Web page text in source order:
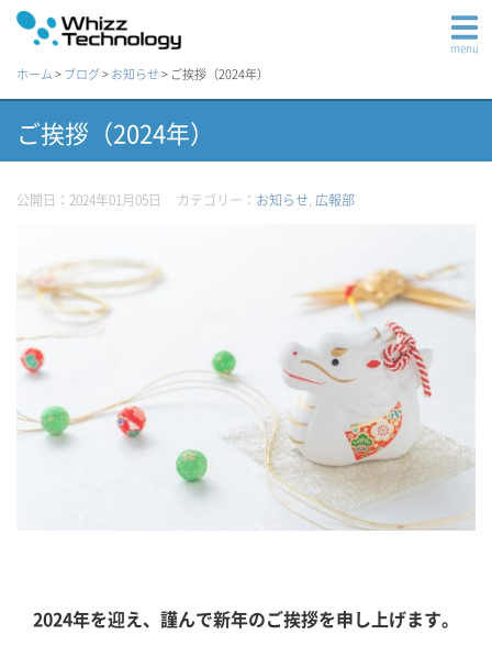
menu
ホーム>ブログ>お知らせ> ご挨拶（2024年）
ご挨拶（2024年）
公開日：2024年01月05日 カテゴリー： お知らせ, 広報部
2024年を迎え、謹んで新年のご挨拶を申し上げます。